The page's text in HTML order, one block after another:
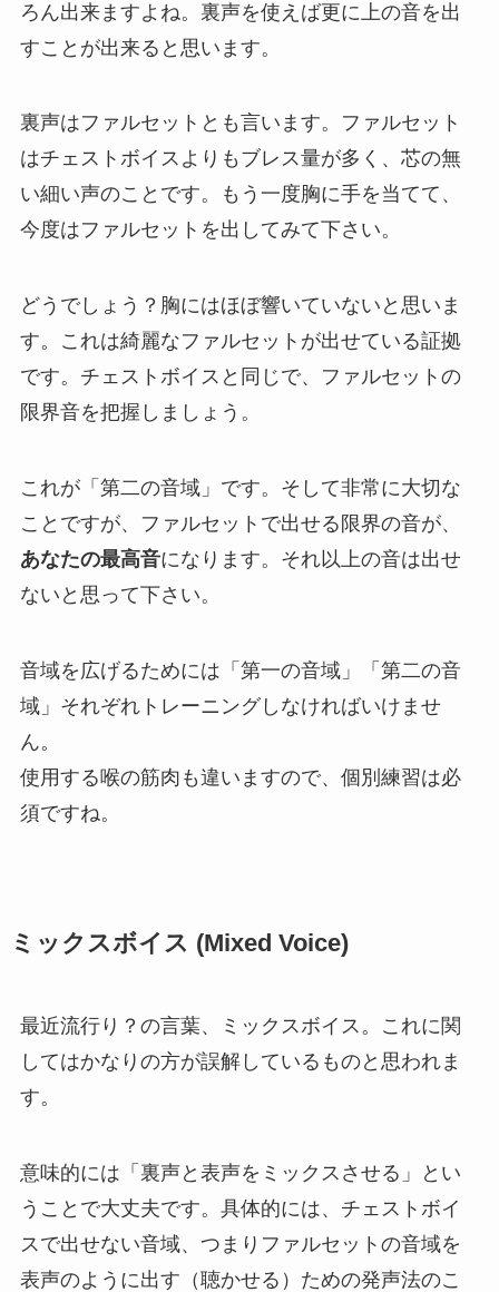
ろん出来ますよね。裏声を使えば更に上の音を出
すことが出来ると思います。
裏声はファルセットとも言います。ファルセット
はチェストボイスよりもブレス量が多く、芯の無
い細い声のことです。もう一度胸に手を当てて、
今度はファルセットを出してみて下さい。
どうでしょう？胸にはほぼ響いていないと思いま
す。これは綺麗なファルセットが出せている証拠
です。チェストボイスと同じで、ファルセットの
限界音を把握しましょう。
これが「第二の音域」です。そして非常に大切な
ことですが、ファルセットで出せる限界の音が、
あなたの最高音になります。それ以上の音は出せ
ないと思って下さい。
音域を広げるためには「第一の音域」「第二の音
域」それぞれトレーニングしなければいけませ
ん。
使用する喉の筋肉も違いますので、個別練習は必
須ですね。
ミックスボイス (Mixed Voice)
最近流行り？の言葉、ミックスボイス。これに関
してはかなりの方が誤解しているものと思われま
す。
意味的には「裏声と表声をミックスさせる」とい
うことで大丈夫です。具体的には、チェストボイ
スで出せない音域、つまりファルセットの音域を
表声のように出す（聴かせる）ための発声法のこ